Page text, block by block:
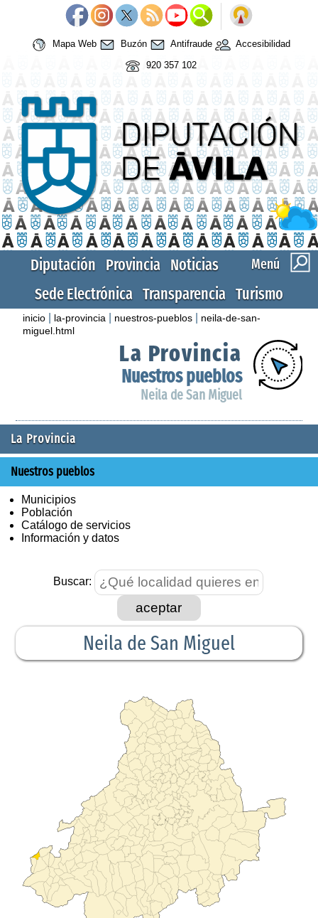
Mapa Web Buzón Antifraude
Accesibilidad
920 357 102
Menú
Diputación Provincia Noticias
Sede Electrónica Transparencia Turismo
inicio la-provincia nuestros-pueblos
neila-de-san-
miguel.html
La Provincia
Nuestros pueblos
Neila de San Miguel
La Provincia
Nuestros pueblos
Municipios
Población
Catálogo de servicios
Información y datos
Buscar:
aceptar
Neila de San Miguel